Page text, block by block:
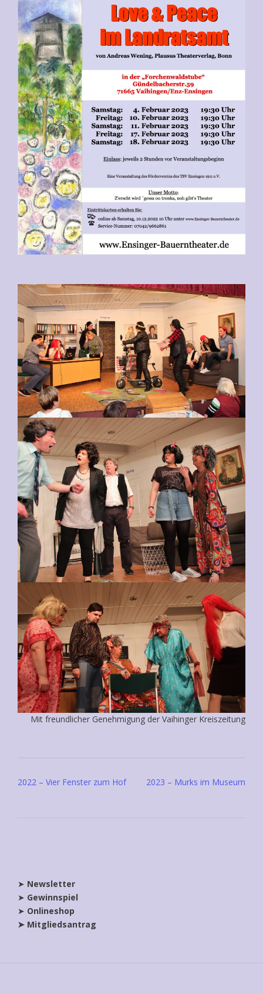
Mit freundlicher Genehmigung der Vaihinger Kreiszeitung
Post
2022 – Vier Fenster zum Hof 2023 – Murks im Museum
➤ Newsletter
➤ Gewinnspiel
➤ Onlineshop
➤ Mitgliedsantrag